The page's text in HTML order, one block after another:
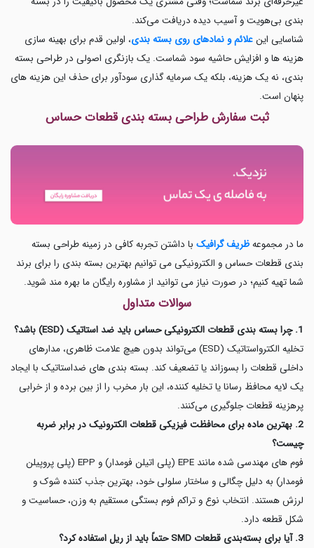
بندی بی‌هویت و آسیب دیده دریافت می‌کند.
شناسایی اینعلائم و نمادهای روی بسته بندی، اولین قدم برای بهینه سازی
هزینه ها و افزایش حاشیه سود شماست. یک بازنگری اصولی در طراحی بسته‌
بندی، نه یک هزینه، بلکه یک سرمایه گذاری سودآور برای حذف این هزینه های
پنهان است.
ثبت سفارش طراحی بسته بندی قطعات حساس
ما در مجموعهظریف گرافیک با داشتن تجربه کافی در زمینه طراحی بسته
بندی قطعات حساس و الکترونیکی می توانیم بهترین بسته بندی را برای برند
شما تهیه کنیم؛ در صورت نیاز می توانید از مشاوره رایگان ما بهره مند شوید.
سوالات متداول
1. چرا بسته بندی قطعات الکترونیکی حساس باید ضد استاتیک (ESD) باشد؟
تخلیه الکترواستاتیک (ESD) می‌تواند بدون هیچ علامت ظاهری، مدارهای
داخلی قطعات را بسوزاند یا تضعیف کند. بسته بندی های ضداستاتیک با ایجاد
یک لایه محافظ رسانا یا تخلیه کننده، این بار مخرب را از بین برده و از خرابی
پرهزینه قطعات جلوگیری می‌کنند.
2. بهترین ماده برای محافظت فیزیکی قطعات الکترونیک در برابر ضربه
چیست؟
فوم های مهندسی شده مانند EPE (پلی اتیلن فومدار) و EPP (پلی پروپیلن
فومدار) به دلیل چگالی و ساختار سلولی خود، بهترین جذب کننده شوک و
لرزش هستند. انتخاب نوع و تراکم فوم بستگی مستقیم به وزن، حساسیت و
شکل قطعه دارد.
3. آیا برای بسته‌بندی قطعات SMD حتماً باید از ریل استفاده کرد؟